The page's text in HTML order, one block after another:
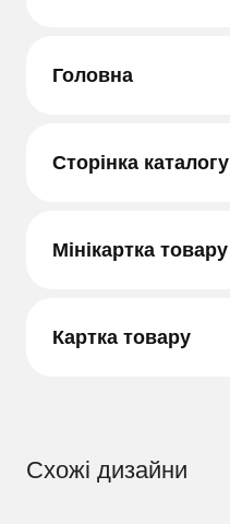
Головна
Сторінка каталогу
Мінікартка товару
Картка товару
Схожі дизайни